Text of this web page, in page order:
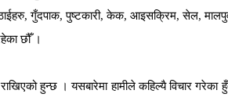
गुँदपाक, पुष्टकारी, केक, आइसक्रिम, सेल,
छौँ ।
हुन्छ । यसबारेमा हामीले कहिल्यै विचार